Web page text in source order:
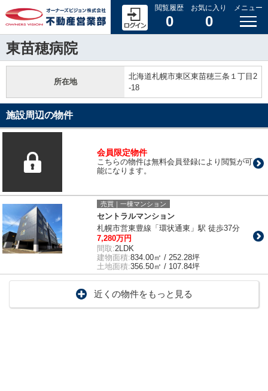
閲覧履歴
0
お気に入り
0
メニュー
東苗穂病院
所在地
北海道札幌市東区東苗穂三条１丁目2
-18
施設周辺の物件
会員限定物件
こちらの物件は無料会員登録により閲覧が可
能になります。
売買｜一棟マンション
セントラルマンション
札幌市営東豊線「環状通東」駅 徒歩37分
7,280万円
間取:2LDK
建物面積:834.00㎡ / 252.28坪
土地面積:356.50㎡ / 107.84坪
近くの物件をもっと見る